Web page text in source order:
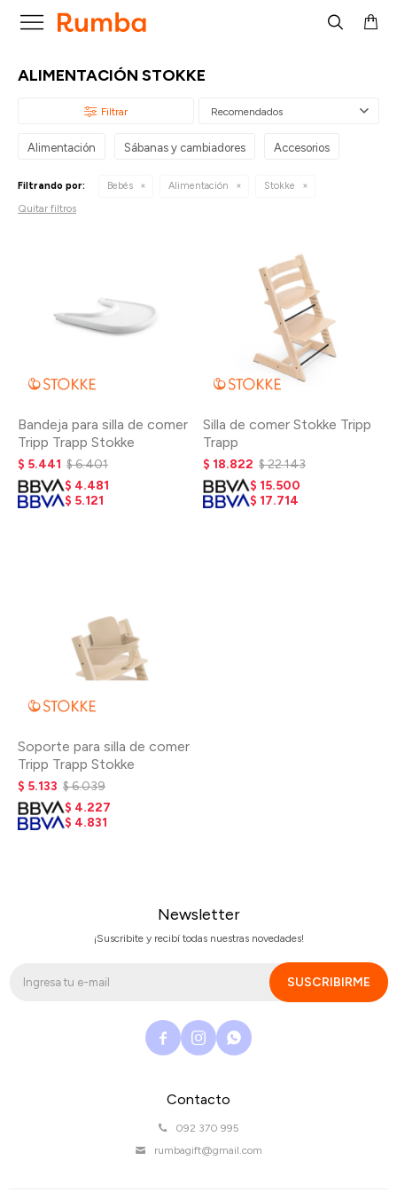

ALIMENTACIÓN STOKKE
Recomendados
Alimentación Sábanas y cambiadores Accesorios
Filtrando por: Bebés Alimentación Stokke
Quitar filtros
Bandeja para silla de comer
Tripp Trapp Stokke
$ 5.441 $6.401
$ 4.481
$ 5.121
Silla de comer Stokke Tripp
Trapp
$ 18.822 $22.143
$ 15.500
$ 17.714
Soporte para silla de comer
Tripp Trapp Stokke
$ 5.133 $6.039
$ 4.227
$ 4.831
Contacto
092 370 995
rumbagift@gmail.com
Newsletter
¡Suscribite y recibí todas nuestras novedades!
SUSCRIBIRME
  